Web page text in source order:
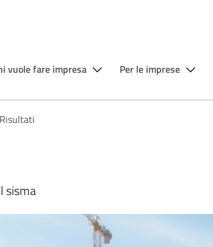
vuole fare impresa Per le imprese
Risultati
sisma